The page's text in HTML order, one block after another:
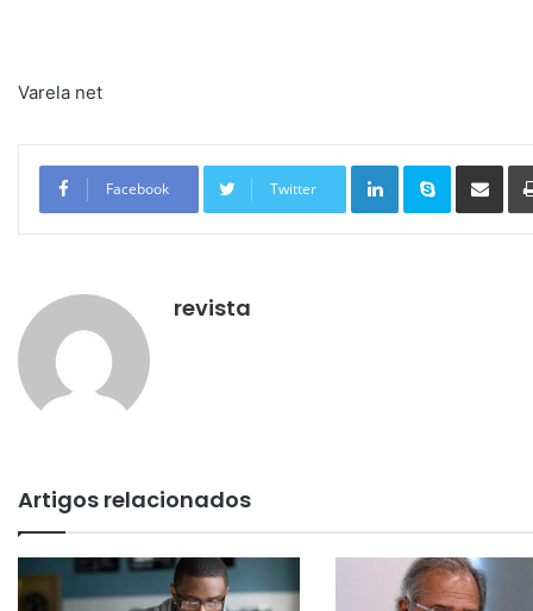
Varela net
Facebook Twitter
Linkedin Skype
revista
Artigos relacionados